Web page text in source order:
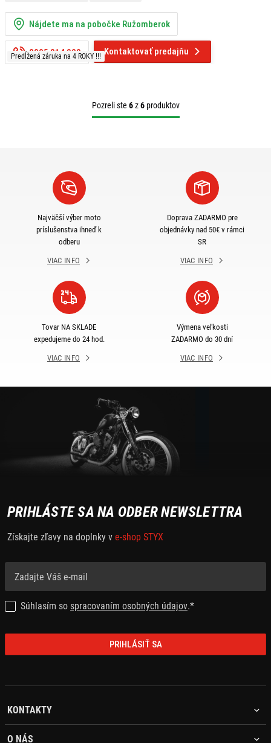
Predĺžená záruka na 4 ROKY !!!
Nájdete ma na pobočke Ružomberok
0905 214 309 Kontaktovať predajňu
Pozreli ste 6z6produktov
Najväčší výber moto
príslušenstva ihneď k
odberu
VIAC INFO
Doprava ZADARMO pre
objednávky nad 50€ v rámci
SR
VIAC INFO
Tovar NA SKLADE
expedujeme do 24 hod.
VIAC INFO
Výmena veľkosti
ZADARMO do 30 dní
VIAC INFO
PRIHLÁSTE SA NA ODBER NEWSLETTRA
Získajte zľavy na doplnky v e-shop STYX
Súhlasím so spracovaním osobných údajov.*
PRIHLÁSIŤ SA
KONTAKTY
O NÁS